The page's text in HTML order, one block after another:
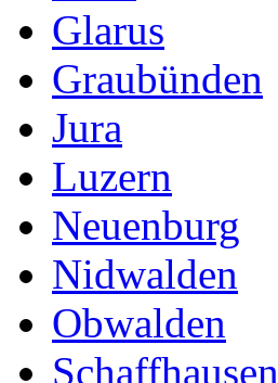
Glarus
Graubünden
Jura
Luzern
Neuenburg
Nidwalden
Obwalden
Schaffhausen